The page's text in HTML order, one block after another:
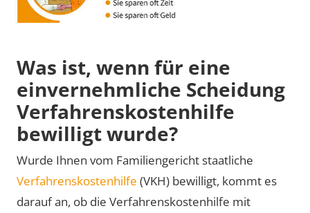
Was ist, wenn für eine
einvernehmliche Scheidung
Verfahrenskostenhilfe
bewilligt wurde?
Wurde Ihnen vom Familiengericht staatliche
Verfahrenskostenhilfe (VKH) bewilligt, kommt es
darauf an, ob die Verfahrenskostenhilfe mit